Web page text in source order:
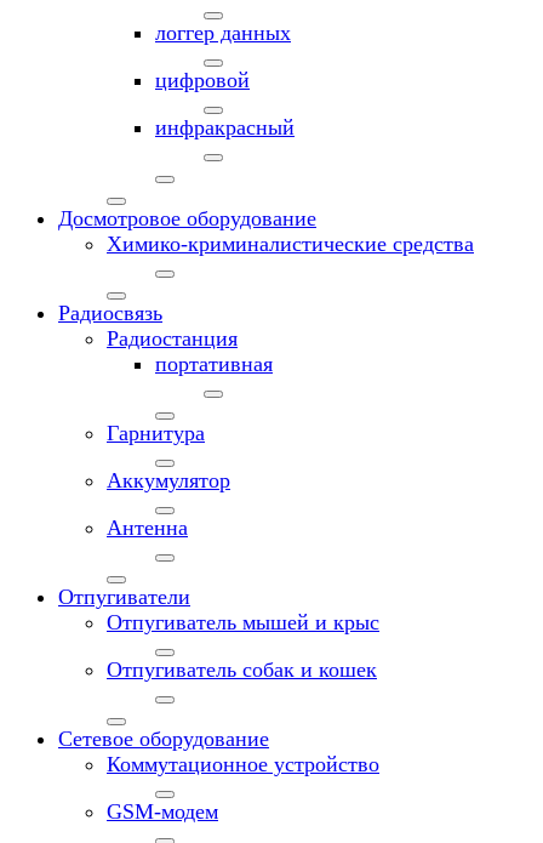
логгер данных
цифровой
инфракрасный
Досмотровое оборудование
Химико-криминалистические средства
Радиосвязь
Радиостанция
портативная
Гарнитура
Аккумулятор
Антенна
Отпугиватели
Отпугиватель мышей и крыс
Отпугиватель собак и кошек
Сетевое оборудование
Коммутационное устройство
GSM-модем